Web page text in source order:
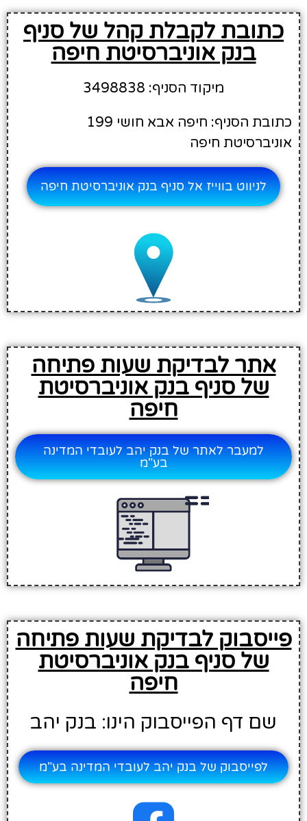
כתובת לקבלת קהל של סניף
בנק אוניברסיטת חיפה
מיקוד הסניף: 3498838
כתובת הסניף: חיפה אבא חושי 199
אוניברסיטת חיפה
לניווט בווייז אל סניף בנק אוניברסיטת חיפה
אתר לבדיקת שעות פתיחה
של סניף בנק אוניברסיטת
חיפה
למעבר לאתר של בנק יהב לעובדי המדינה
בע"מ
פייסבוק לבדיקת שעות פתיחה
של סניף בנק אוניברסיטת
חיפה
שם דף הפייסבוק הינו: בנק יהב
לפייסבוק של בנק יהב לעובדי המדינה בע"מ